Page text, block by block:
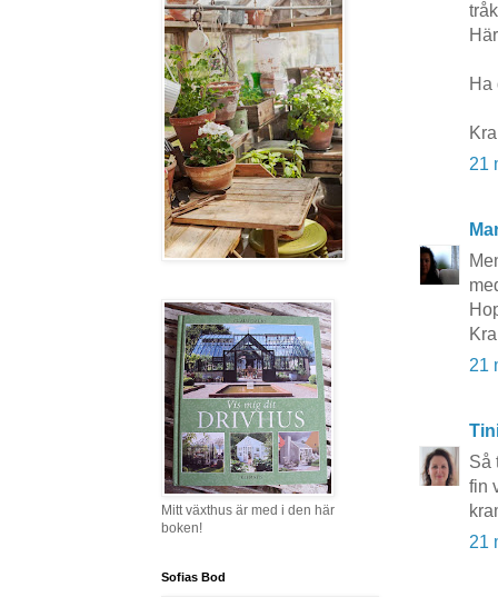
Ha
21
21
Så
fin
21
Mitt växthus är med i den här
boken!
Sofias Bod